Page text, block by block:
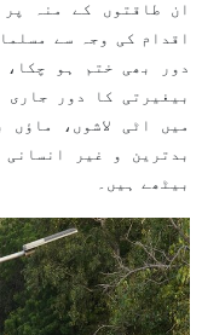
ان طاقتوں کے منہ
اقدام کی وجہ سے
دور بھی ختم ہو چکا،
بیغیرتی کا دور
میں اٹی لاشوں،
بدترین و غیر
بیٹھے ہیں۔